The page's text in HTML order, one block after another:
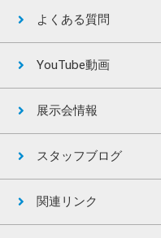
よくある質問
YouTube動画
展示会情報
スタッフブログ
関連リンク